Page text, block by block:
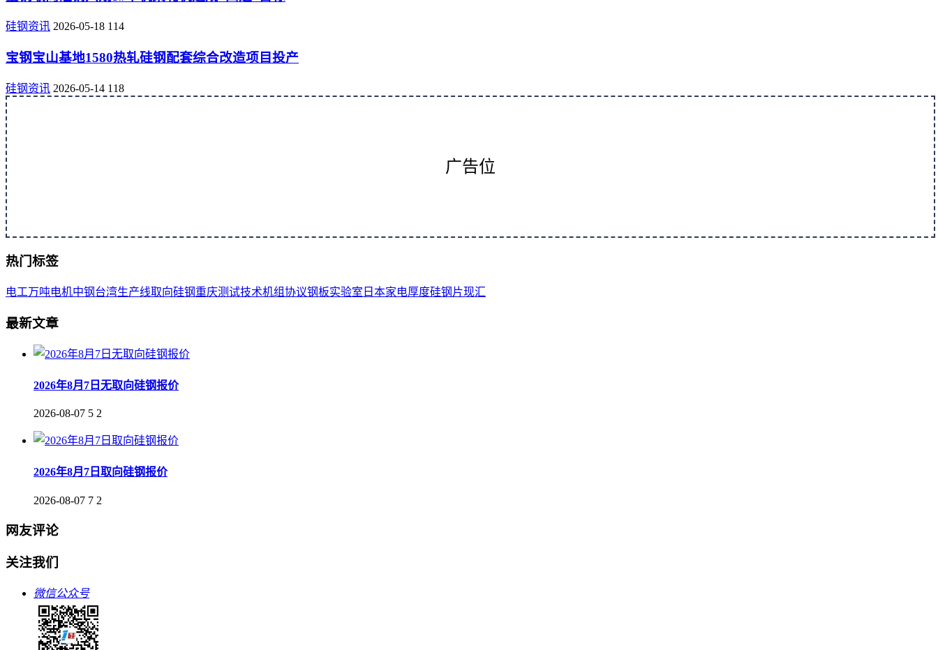
硅钢资讯 2026-05-18 114
宝钢宝山基地1580热轧硅钢配套综合改造项目投产
硅钢资讯 2026-05-14 118
广告位
热门标签
电工万吨电机中钢台湾生产线取向硅钢重庆测试技术机组协议钢板实验室 日本家电厚度硅钢片现汇
最新文章
2026年8月7日无取向硅钢报价
2026-08-07 5 2
2026年8月7日取向硅钢报价
2026-08-07 7 2
网友评论
关注我们
微信公众号